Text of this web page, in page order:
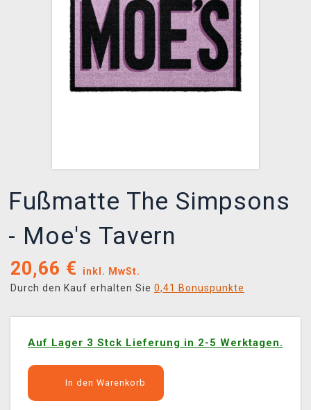
XZONE CLUB
Fußmatte The Simpsons
- Moe's Tavern
20,66 €
inkl. MwSt.
Durch den Kauf erhalten Sie 0,41 Bonuspunkte
Auf Lager 3 Stck Lieferung in 2-5 Werktagen.
In den Warenkorb